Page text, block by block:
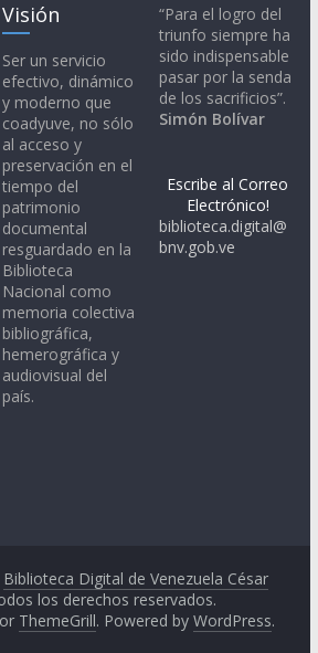
Visión
Ser un servicio
efectivo, dinámico
y moderno que
coadyuve, no sólo
al acceso y
preservación en el
tiempo del
patrimonio
documental
resguardado en la
Biblioteca
Nacional como
memoria colectiva
bibliográfica,
hemerográfica y
audiovisual del
país.
“Para el logro del
triunfo siempre ha
sido indispensable
pasar por la senda
de los sacrificios”.
Simón Bolívar
Escribe al Correo
Electrónico!
biblioteca.digital@
bnv.gob.ve
Biblioteca Digital de Venezuela César
los derechos reservados.
ThemeGrill. Powered byWordPress.